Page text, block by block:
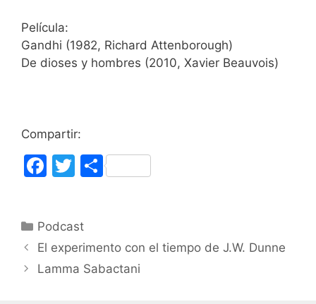
Película:
Gandhi (1982, Richard Attenborough)
De dioses y hombres (2010, Xavier Beauvois)
Compartir:
F
e
b
o
T
er
C
ar
tir
Categorías
Podcast
El experimento con el tiempo de J.W. Dunne
Lamma Sabactani